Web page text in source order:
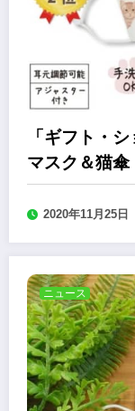
「ギフト・
マスク＆猫傘
2020年11月25日
ニュース